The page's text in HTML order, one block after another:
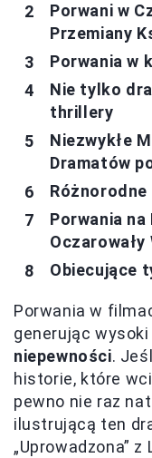
Porwani w
Przemiany
Porwania w
Nie tylko
thrillery
Niezwykłe
Dramatów
Porwania
Obiecujące
Porwania w
generując
niepewności.
historie, które
pewno nie raz
ilustrującą ten
„Uprowadzona”